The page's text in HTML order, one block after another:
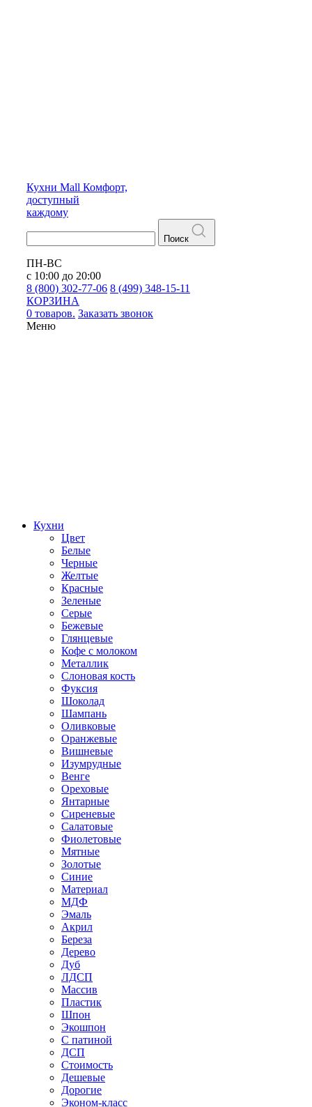
Кухни Mall Комфорт,
доступный
каждому
Поиск
ПН-ВС
с 10:00 до 20:00
8 (800) 302-77-06 8 (499) 348-15-11
КОРЗИНА
0 товаров. Заказать звонок
Меню
Кухни
Цвет
Белые
Черные
Желтые
Красные
Зеленые
Серые
Бежевые
Глянцевые
Кофе с молоком
Металлик
Слоновая кость
Фуксия
Шоколад
Шампань
Оливковые
Оранжевые
Вишневые
Изумрудные
Венге
Ореховые
Янтарные
Сиреневые
Салатовые
Фиолетовые
Мятные
Золотые
Синие
Материал
МДФ
Эмаль
Акрил
Береза
Дерево
Дуб
ЛДСП
Массив
Пластик
Шпон
Экошпон
С патиной
ДСП
Стоимость
Дешевые
Дорогие
Эконом-класс